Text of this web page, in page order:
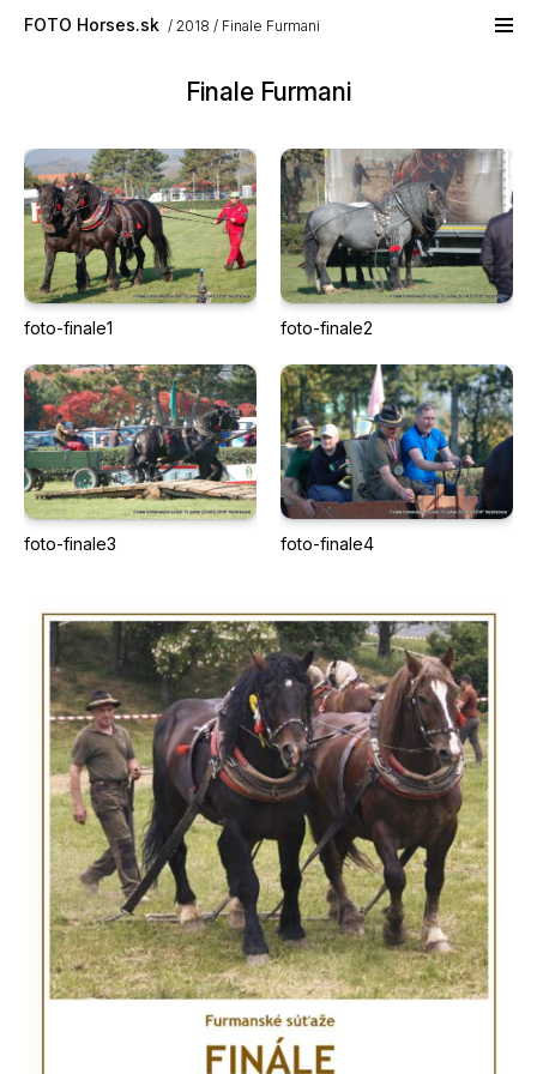
FOTO Horses.sk 2018 Finale Furmani
Finale Furmani
foto-finale1 foto-finale2
foto-finale3 foto-finale4